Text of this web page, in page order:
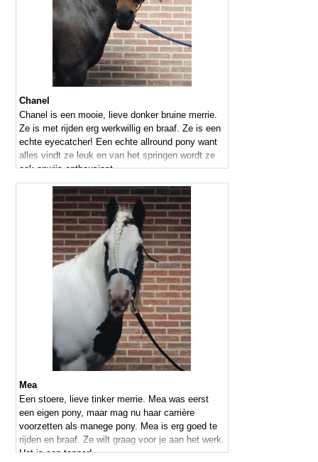
Chanel
Chanel is een mooie, lieve donker bruine merrie.
Ze is met rijden erg werkwillig en braaf. Ze is een
echte eyecatcher! Een echte allround pony want
alles vindt ze leuk en van het springen wordt ze
ook onwijs enthousiast.
Mea
Een stoere, lieve tinker merrie. Mea was eerst
een eigen pony, maar mag nu haar carrière
voorzetten als manege pony. Mea is erg goed te
rijden en braaf. Ze wilt graag voor je aan het werk.
Het is een topper!